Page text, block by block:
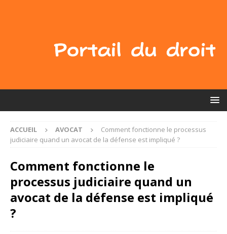
ACCUEIL AVOCAT
Comment fonctionne le processus
judiciaire quand un avocat de la défense est impliqué ?
Comment fonctionne le
processus judiciaire quand un
avocat de la défense est impliqué
?